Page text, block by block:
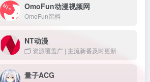
OmoFun动漫视频网
OmoFun留档
NT动漫
🗂️ 资源覆盖广 | 主流新番及时更新
量子ACG